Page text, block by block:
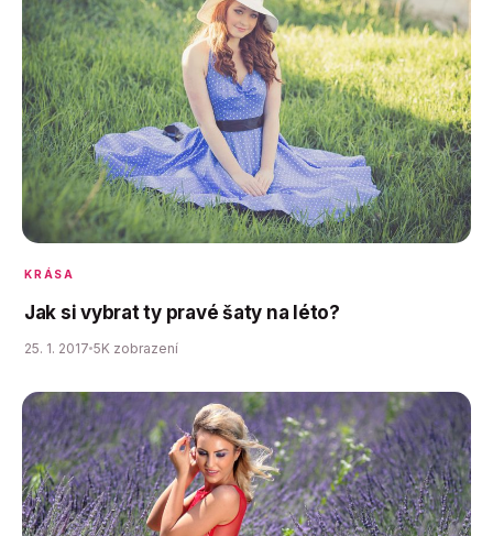
KRÁSA
Jak si vybrat ty pravé šaty na léto?
25. 1. 2017 5K zobrazení